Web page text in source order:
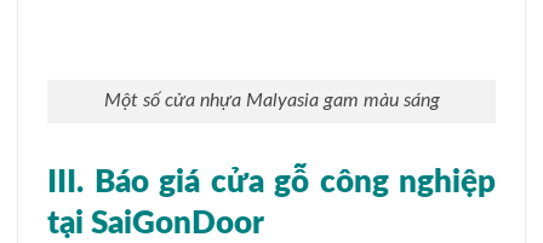
Một số cửa nhựa Malyasia gam màu sáng
III. Báo giá cửa gỗ công nghiệp
tại SaiGonDoor